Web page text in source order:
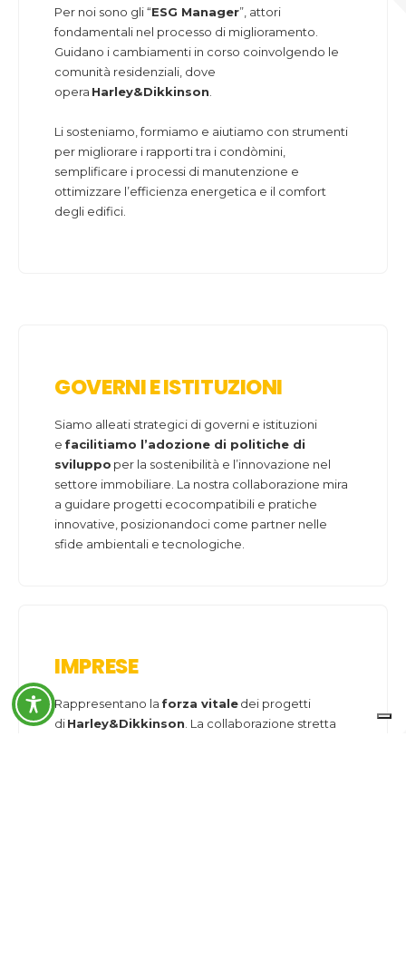
Per noi sono gli “ESG Manager”, attori
fondamentali nel processo di miglioramento.
Guidano i cambiamenti in corso coinvolgendo le
comunità residenziali, dove
opera Harley&Dikkinson.
Li sosteniamo, formiamo e aiutiamo con strumenti
per migliorare i rapporti tra i condòmini,
semplificare i processi di manutenzione e
ottimizzare l’efficienza energetica e il comfort
degli edifici.
GOVERNI E ISTITUZIONI
Siamo alleati strategici di governi e istituzioni
e facilitiamo l’adozione di politiche di
sviluppo per la sostenibilità e l’innovazione nel
settore immobiliare. La nostra collaborazione mira
a guidare progetti ecocompatibili e pratiche
innovative, posizionandoci come partner nelle
sfide ambientali e tecnologiche.
IMPRESE
Rappresentano la forza vitaledei progetti
diHarley&Dikkinson. La collaborazione stretta